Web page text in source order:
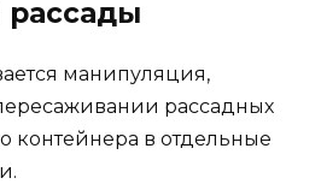
манипуляция,
рассадных
контейнера в отдельные